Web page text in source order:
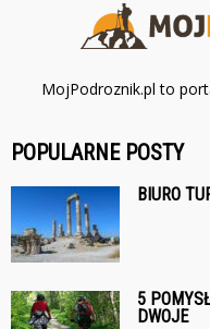
MojPodroznik.pl to
POPULARNE POSTY
BIURO
5
DWOJE